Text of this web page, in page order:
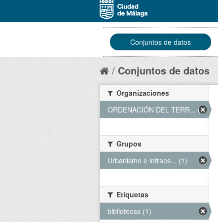
Conjuntos de datos
Conjuntos de datos
Organizaciones
ORDENACIÓN DEL TERR... (1)
Grupos
Urbanismo e infraes... (1)
Etiquetas
bibliotecas (1)